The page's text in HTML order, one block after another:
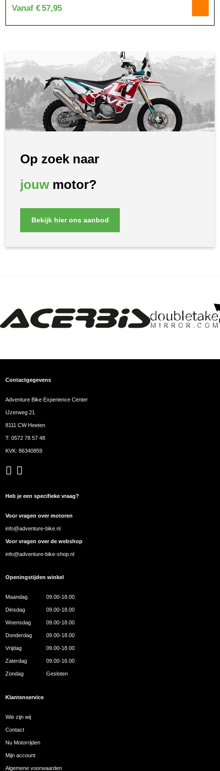
Vanaf €57,95
Op zoek naar
jouwmotor?
Bekijk hier ons aanbod
Contactgegevens
Adventure Bike Experience Center
IJzerweg 21
8111 CW Heeten
T:0572 78 57 48
KVK: 86340859
Heb je een specifieke vraag?
Voor vragen over motoren
info@adventure-bike.nl
Voor vragen over de webshop
info@adventure-bike-shop.nl
Openingstijden winkel
Maandag 09.00-18.00
Dinsdag 09.00-18.00
Woensdag 09.00-18.00
Donderdag 09.00-18.00
Vrijdag 09.00-18.00
Zaterdag 09.00-16.00
Zondag Gesloten
Klantenservice
Wie zijn wij
Contact
Nu Motorrijden
Mijn account
Algemene voorwaarden